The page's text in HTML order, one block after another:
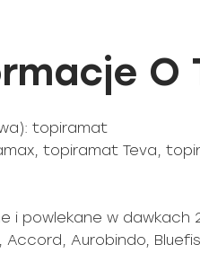
O
topiramat
topiramat Teva,
powlekane w dawkach
Accord, Aurobindo,